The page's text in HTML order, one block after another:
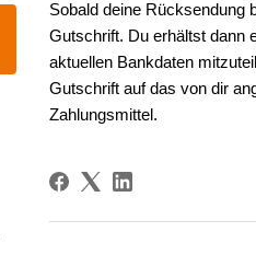
Sobald deine Rücksendung
Gutschrift. Du erhältst dann
aktuellen Bankdaten
Zahlungsmittel .